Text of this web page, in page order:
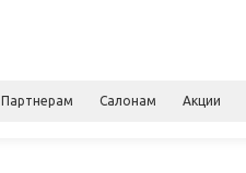
Партнерам Салонам Акции